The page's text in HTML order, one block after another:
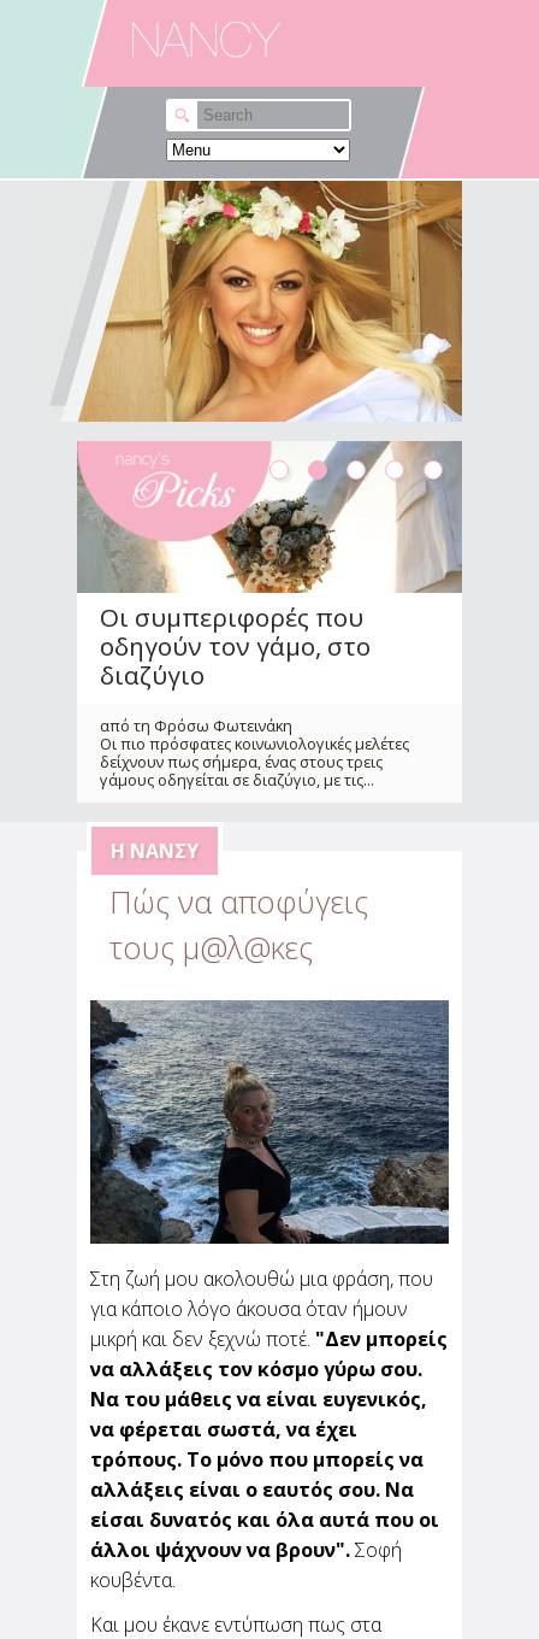
Skip to main content
Λες αυτά που θέλεις εκεί
που θέλεις;
Δε θα σου πω ότι "μια ζωή την έχουμε",
"κάντο" κι άλλα κλασικά που πιστεύω ότι δε
βοηθούν και τόσο. Κι εγώ πολύ συχνά,
αναρωτιέμαι γιατί φοβάμαι να πω αυτά που
θέλω, εκεί που...
Οι συμπεριφορές που
οδηγούν τον γάμο, στο
διαζύγιο
από τη Φρόσω Φωτεινάκη
Οι πιο πρόσφατες κοινωνιολογικές μελέτες
δείχνουν πως σήμερα, ένας στους τρεις
γάμους οδηγείται σε διαζύγιο, με τις...
Αντιμετώπισε την
που προκάλεσε η πανδημία
από την Αλεξάνδρα Παυλέτση - Στεφανή
Η πανδημία επηρέασε την ανάγκη του
ανθρώπου να νιώθει ασφάλεια και
δημιούργησε αμφιβολίες για ότι θεωρούσε
δεδομένο. Αυτό...
Ποιες τροφές βοηθούν τον
μεταβολισμό σου;
από την Κατερίνα Πιπέρη
Είμαι σίγουρη πως αν προσπαθείς να χάσεις
τα περιττά κιλά -εννοείται πως όλοι έχουμε- ή
αν προσπαθείς να υιοθετήσεις έναν πιο
υγιεινό...
Πώς να αποφύγεις
τους μ@λ@κες
Η ΝΆΝΣΥ
Στη ζωή μου ακολουθώ μια φράση, που
για κάποιο λόγο άκουσα όταν ήμουν
μικρή και δεν ξεχνώ ποτέ. "Δεν μπορείς
να αλλάξεις τον κόσμο γύρω σου.
Να του μάθεις να είναι ευγενικός,
να φέρεται σωστά, να έχει
τρόπους. Το μόνο που μπορείς να
αλλάξεις είναι ο εαυτός σου. Να
είσαι δυνατός και όλα αυτά που οι
άλλοι ψάχνουν να βρουν".Σοφή
κουβέντα.
Και μου έκανε εντύπωση πως στα